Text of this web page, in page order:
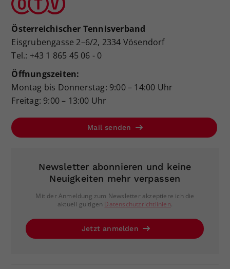
Österreichischer Tennisverband
Eisgrubengasse 2–6/2, 2334 Vösendorf
Tel.: +43 1 865 45 06 - 0
Öffnungszeiten:
Montag bis Donnerstag: 9:00 – 14:00 Uhr
Freitag: 9:00 – 13:00 Uhr
Mail senden
Newsletter abonnieren und keine
Neuigkeiten mehr verpassen
Mit der Anmeldung zum Newsletter akzeptiere ich die
aktuell gültigen Datenschutzrichtlinien.
Jetzt anmelden